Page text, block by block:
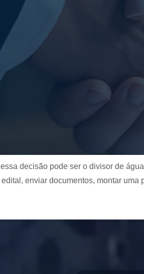
decisão pode ser o divisor de
enviar documentos, montar